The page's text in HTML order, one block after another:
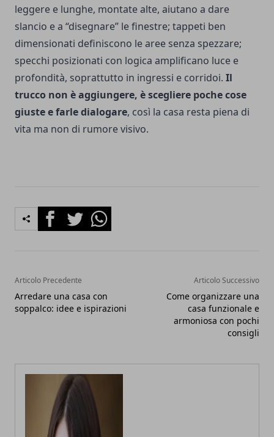
leggere e lunghe, montate alte, aiutano a dare
slancio e a “disegnare” le finestre; tappeti ben
dimensionati definiscono le aree senza spezzare;
specchi posizionati con logica amplificano luce e
profondità, soprattutto in ingressi e corridoi. Il
trucco non è aggiungere, è scegliere poche cose
giuste e farle dialogare, così la casa resta piena di
vita ma non di rumore visivo.
FacebookTwitterWhatsapp
Articolo Precedente
Arredare una casa con
soppalco: idee e ispirazioni
Articolo Successivo
Come organizzare una
casa funzionale e
armoniosa con pochi
consigli